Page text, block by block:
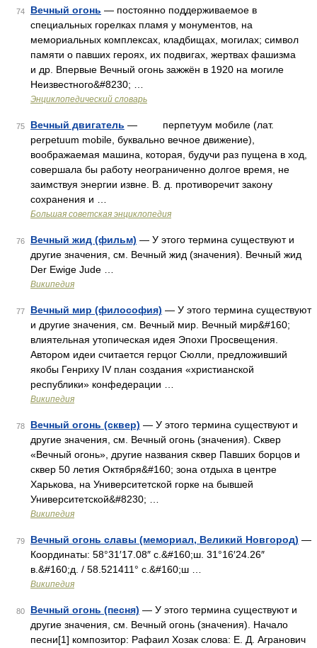
74 Вечный огонь — постоянно поддерживаемое в
специальных горелках пламя у монументов, на
мемориальных комплексах, кладбищах, могилах; символ
памяти о павших героях, их подвигах, жертвах фашизма
и др. Впервые Вечный огонь зажжён в 1920 на могиле
Неизвестного&#8230; …
Энциклопедический словарь
75 Вечный двигатель — перпетуум мобиле (лат.
perpetuum mobile, буквально вечное движение),
воображаемая машина, которая, будучи раз пущена в ход,
совершала бы работу неограниченно долгое время, не
заимствуя энергии извне. В. д. противоречит закону
сохранения и …
Большая советская энциклопедия
76 Вечный жид (фильм) — У этого термина существуют и
другие значения, см. Вечный жид (значения). Вечный жид
Der Ewige Jude …
Википедия
77 Вечный мир (философия) — У этого термина существуют
и другие значения, см. Вечный мир. Вечный мир&#160;
влиятельная утопическая идея Эпохи Просвещения.
Автором идеи считается герцог Сюлли, предложивший
якобы Генриху IV план создания «христианской
республики» конфедерации …
Википедия
78 Вечный огонь (сквер) — У этого термина существуют и
другие значения, см. Вечный огонь (значения). Сквер
«Вечный огонь», другие названия сквер Павших борцов и
сквер 50 летия Октября&#160; зона отдыха в центре
Харькова, на Университетской горке на бывшей
Университетской&#8230; …
Википедия
79 Вечный огонь славы (мемориал, Великий Новгород) —
Координаты: 58°31′17.08″ с.&#160;ш. 31°16′24.26″
в.&#160;д. / 58.521411° с.&#160;ш …
Википедия
80 Вечный огонь (песня) — У этого термина существуют и
другие значения, см. Вечный огонь (значения). Начало
песни[1] композитор: Рафаил Хозак слова: Е. Д. Агранович